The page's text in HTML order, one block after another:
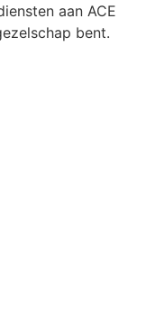
aan ACE
bent.